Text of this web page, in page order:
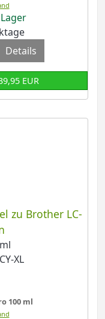
Details
EUR
zu Brother LC-
XL
100 ml